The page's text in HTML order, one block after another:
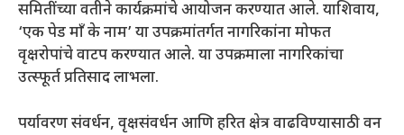
समितींच्या वतीने कार्यक्रमांचे आयोजन करण्यात आले. याशिवाय,
‘एक पेड माँ के नाम’ या उपक्रमांतर्गत नागरिकांना मोफत
वृक्षरोपांचे वाटप करण्यात आले. या उपक्रमाला नागरिकांचा
उत्स्फूर्त प्रतिसाद लाभला.
पर्यावरण संवर्धन, वृक्षसंवर्धन आणि हरित क्षेत्र वाढविण्यासाठी वन